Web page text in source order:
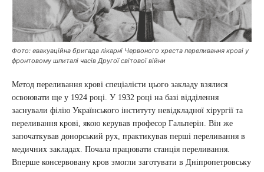
Фото: евакуаційна бригада лікарні Червоного хреста переливання крові у
фронтовому шпиталі часів Другої світової війни
Метод переливання крові спеціалісти цього закладу взялися
освоювати ще у 1924 році. У 1932 році на базі відділення
заснували філію Українського інституту невідкладної хірургії та
переливання крові, якою керував професор Гальперін. Він же
започаткував донорський рух, практикував перші переливання в
медичних закладах. Почала працювати станція переливання.
Вперше консервовану кров змогли заготувати в Дніпропетровську